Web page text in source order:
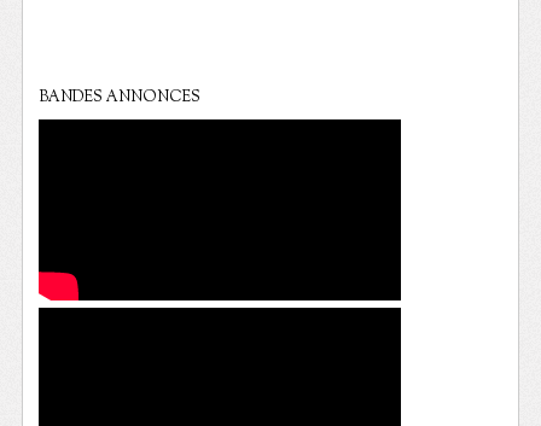
BANDES ANNONCES